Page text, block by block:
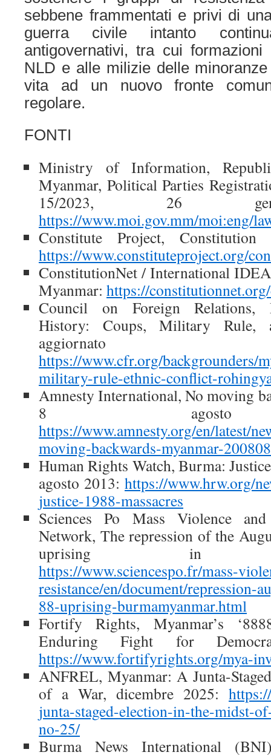
sebbene frammentati e privi di
guerra civile intanto
antigovernativi, tra cui
NLD e alle milizie delle
vita ad un nuovo fronte
regolare.
FONTI
Ministry of Information,
Myanmar, Political Parties
15/2023, 26
https://www.moi.gov.mm/moi:eng/
Constitute Project,
https://www.constituteproject.org/
ConstitutionNet / International
Myanmar: https://
Council on Foreign Relations,
History: Coups, Military Rule,
https://www.cfr.org/backgrounders/
military-rule-ethnic-conflict-
Amnesty International, No moving
8 agosto
https://www.amnesty.org/en/latest/
moving-backwards-myanmar-
Human Rights Watch, Burma:
agosto 2013: https://www.hrw.org/
justice-1988-massacres
Sciences Po Mass Violence and
Network, The repression of the
uprising in
https://www.sciencespo.fr/mass-
resistance/en/document/repression-
88-uprising-burmamyanmar.html
Fortify Rights, Myanmar’s
Enduring Fight for
https://www.fortifyrights.org/mya-
ANFREL, Myanmar: A Junta-
of a War, dicembre 2025:
junta-staged-election-in-the-midst-
no-25/
Burma News International